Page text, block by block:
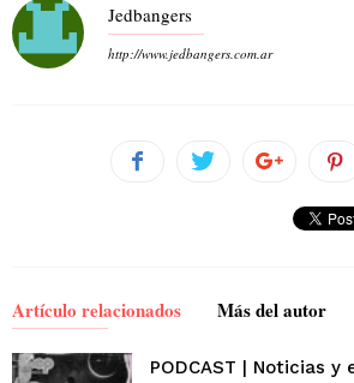
Jedbangers
http://www.jedbangers.com.ar
Artículo relacionados Más del autor
PODCAST | Noticias y